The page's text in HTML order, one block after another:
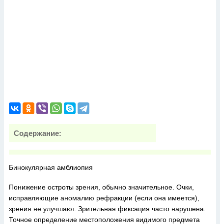
Содержание:
Бинокулярная амблиопия
Понижение остроты зрения, обычно значительное. Очки,
исправляющие аномалию рефракции (если она имеется),
зрения не улучшают. Зрительная фиксация часто нарушена.
Точное определение местоположения видимого предмета